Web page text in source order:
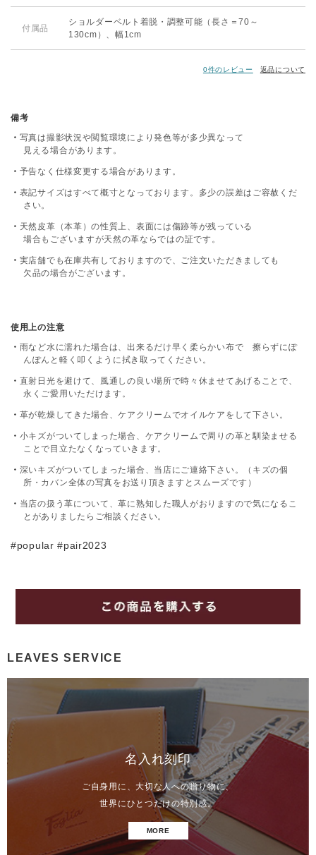
付属品
ショルダーベルト着脱・調整可能（長さ＝70～
130cm）、幅1cm
0件のレビュー 返品について
備考
写真は撮影状況や閲覧環境により発色等が多少異なって
見える場合があります。
予告なく仕様変更する場合があります。
表記サイズはすべて概寸となっております。多少の誤差はご容赦くだ
さい。
天然皮革（本革）の性質上、表面には傷跡等が残っている
場合もございますが天然の革ならではの証です。
実店舗でも在庫共有しておりますので、ご注文いただきましても
欠品の場合がございます。
使用上の注意
雨など水に濡れた場合は、出来るだけ早く柔らかい布で 擦らずにぽ
んぽんと軽く叩くように拭き取ってください。
直射日光を避けて、風通しの良い場所で時々休ませてあげることで、
永くご愛用いただけます。
革が乾燥してきた場合、ケアクリームでオイルケアをして下さい。
小キズがついてしまった場合、ケアクリームで周りの革と馴染ませる
ことで目立たなくなっていきます。
深いキズがついてしまった場合、当店にご連絡下さい。（キズの個
所・カバン全体の写真をお送り頂きますとスムーズです）
当店の扱う革について、革に熟知した職人がおりますので気になるこ
とがありましたらご相談ください。
#popular #pair2023
LEAVES SERVICE
名入れ刻印
ご自身用に、大切な人への贈り物に、
世界にひとつだけの特別感。
MORE